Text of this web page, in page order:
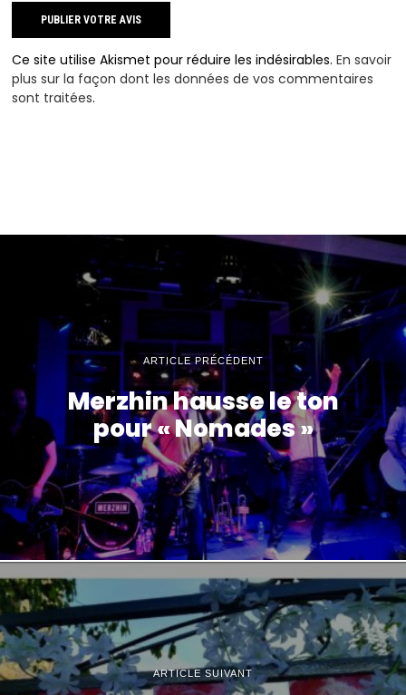
Ce site utilise Akismet pour réduire les indésirables.En savoir
plus sur la façon dont les données de vos commentaires
sont traitées.
ARTICLE PRÉCÉDENT
Merzhin hausse le ton
pour « Nomades »
ARTICLE SUIVANT